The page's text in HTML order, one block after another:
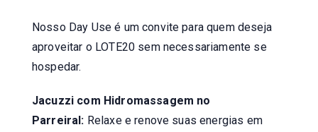
Nosso Day Use é um convite para quem deseja
aproveitar o LOTE20 sem necessariamente se
hospedar.
Jacuzzi com Hidromassagem no
Parreiral: Relaxe e renove suas energias em